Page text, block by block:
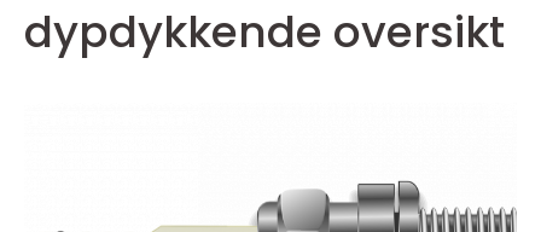
dypdykkende oversikt